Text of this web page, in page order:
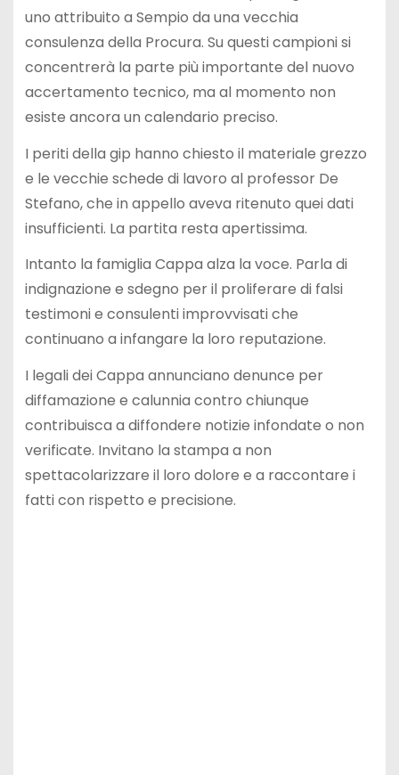
uno attribuito a Sempio da una vecchia
consulenza della Procura. Su questi campioni si
concentrerà la parte più importante del nuovo
accertamento tecnico, ma al momento non
esiste ancora un calendario preciso.
I periti della gip hanno chiesto il materiale grezzo
e le vecchie schede di lavoro al professor De
Stefano, che in appello aveva ritenuto quei dati
insufficienti. La partita resta apertissima.
Intanto la famiglia Cappa alza la voce. Parla di
indignazione e sdegno per il proliferare di falsi
testimoni e consulenti improvvisati che
continuano a infangare la loro reputazione.
I legali dei Cappa annunciano denunce per
diffamazione e calunnia contro chiunque
contribuisca a diffondere notizie infondate o non
verificate. Invitano la stampa a non
spettacolarizzare il loro dolore e a raccontare i
fatti con rispetto e precisione.